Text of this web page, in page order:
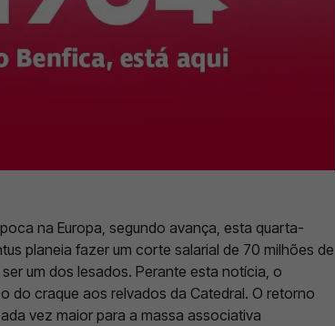
na Europa, segundo avança, esta quarta-
planeia fazer um corte salarial de 70 milhões de
um dos lesados. Perante esta notícia, o
do craque aos relvados da Catedral. O retorno
vez maior para a massa associativa